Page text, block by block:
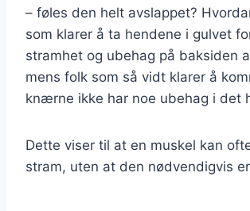
– føles den helt avslappet?
som klarer å ta hendene i gulvet
stramhet og ubehag på baksiden
mens folk som så vidt klarer å
knærne ikke har noe ubehag i det
Dette viser til at en muskel kan
stram, uten at den nødvendigvis